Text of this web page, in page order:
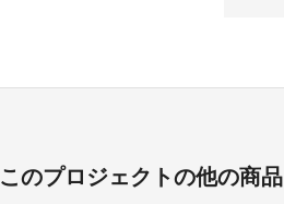
このプロジェクトの他の商品